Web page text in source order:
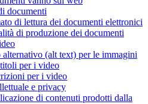
documenti
di lettura dei documenti elettronici
di produzione dei documenti
alternativo (alt text) per le immagini
per i video
per i video
e privacy
di contenuti prodotti dalla